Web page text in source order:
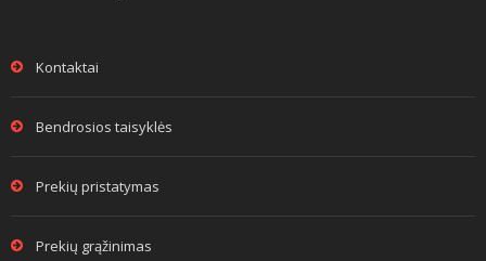
Kontaktai
Bendrosios taisyklės
Prekių pristatymas
Prekių grąžinimas